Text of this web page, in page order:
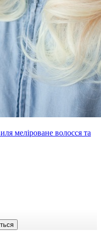
меліроване волосся та